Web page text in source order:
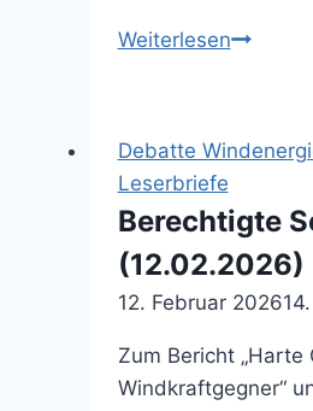
WeiterlesenGmbH
Rendite
Debatte
Leserbriefe
Berechtigte
(12.02.2026)
12. Februar 2026
Zum Bericht „Harte
Windkraftgegner“